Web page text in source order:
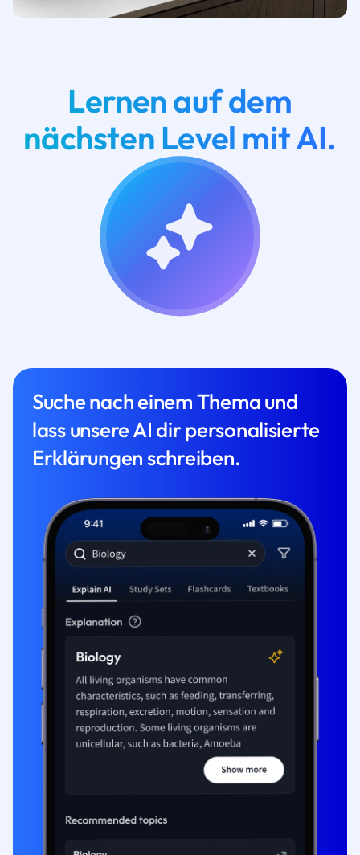
Lernen auf dem
nächsten Level mit AI.
Suche nach einem Thema und
lass unsere AI dir personalisierte
Erklärungen schreiben.